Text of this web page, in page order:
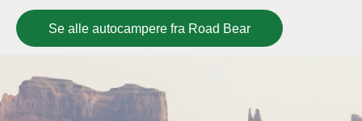
Se alle autocampere fra Road Bear